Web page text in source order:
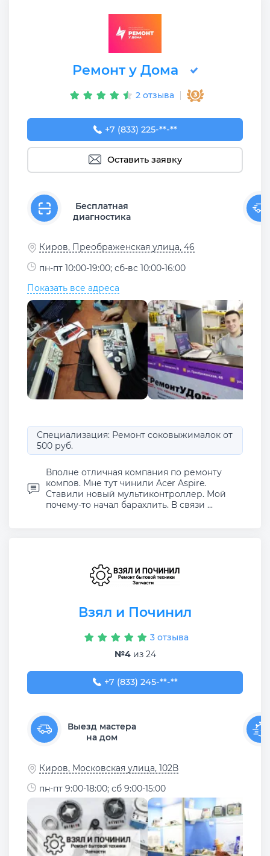
Ремонт у Дома
2 отзыва
+7 (833) 225-62-55
+7 (833) 225-**-**
Оставить заявку
Бесплатная
диагностика
Киров, Преображенская улица, 46
пн-пт 10:00-19:00; сб-вс 10:00-16:00
Показать все адреса
Специализация: Ремонт соковыжималок от
500 руб.
Вполне отличная компания по ремонту
компов. Мне тут чинили Acer Aspire.
Ставили новый мультиконтроллер. Мой
почему-то начал барахлить. В связи ...
Взял и Починил
3 отзыва
№4из 24
+7 (833) 245-29-04
+7 (833) 245-**-**
Выезд мастера
на дом
Киров, Московская улица, 102В
пн-пт 9:00-18:00; сб 9:00-15:00